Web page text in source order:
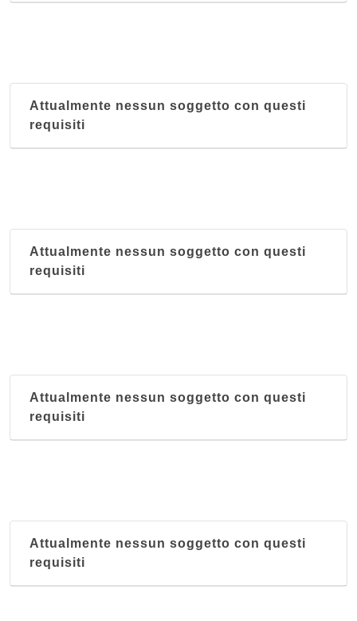
Attualmente nessun soggetto con questi
requisiti
Attualmente nessun soggetto con questi
requisiti
Attualmente nessun soggetto con questi
requisiti
Attualmente nessun soggetto con questi
requisiti